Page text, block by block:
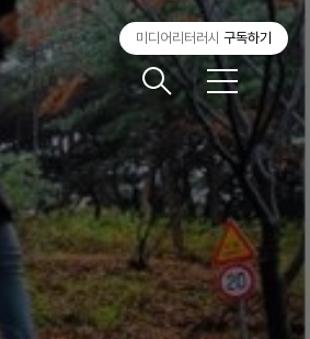
메
뉴
미디어리터러시 구독하기